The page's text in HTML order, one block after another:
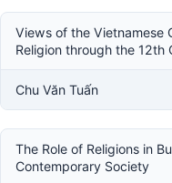
Views of the Vietnamese
Religion through the 12th
Chu Văn Tuấn
The Role of Religions in
Contemporary Society